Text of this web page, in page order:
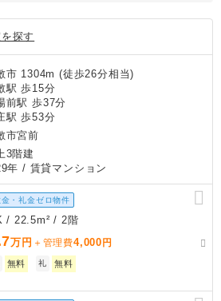
探す
市 1304m (徒歩26分相当)
駅 歩15分
前駅 歩37分
駅 歩53分
市宮前
3階建
年 / 賃貸マンション
金・礼金ゼロ物件
/ 22.5m² / 2階
万円 ＋管理費4,000 円
無料 礼 無料